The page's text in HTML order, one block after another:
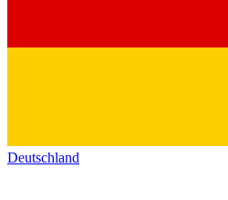
Deutschland